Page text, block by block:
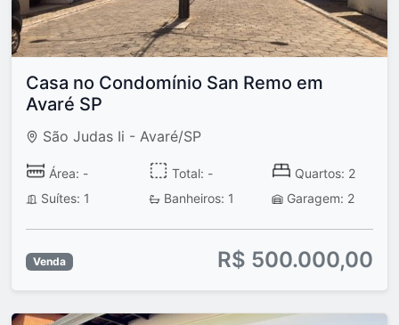
Casa no Condomínio San Remo em
Avaré SP
São Judas Ii - Avaré/SP
Área: - Total: -
Quartos: 2
Suítes: 1
Banheiros: 1 Garagem: 2
Venda R$ 500.000,00